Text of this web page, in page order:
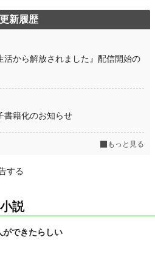
新履歴
活から解放されました』配信開始の
書籍化のお知らせ
もっと見る
する
説
ができたらしい